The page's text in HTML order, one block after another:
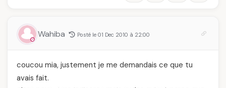
Wahiba Posté le 01 Dec 2010 à 22:00
coucou mia, justement je me demandais ce que tu
avais fait.